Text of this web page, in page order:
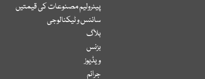
پیٹرولیم مصنوعات کی قیمتیں
سائنس و ٹیکنالوجی
بلاگ
بزنس
ویڈیوز
جرائم